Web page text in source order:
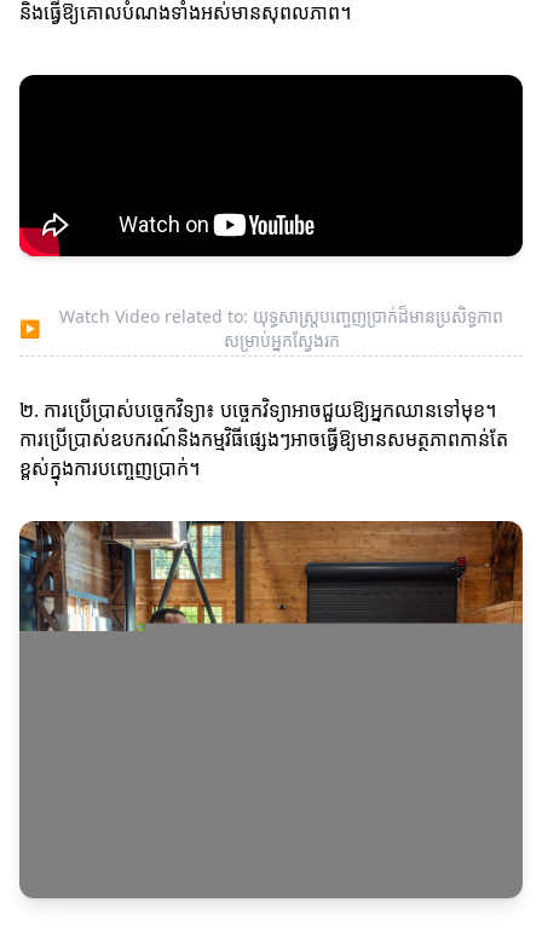
និងធ្វើឱ្យគោលបំណងទាំងអស់មានសុពលភាព។
▶
Watch Video related to: យុទ្ធសាស្ត្របញ្ចេញប្រាក់ដ៏មានប្រសិទ្ធភាព
សម្រាប់អ្នកស្វែងរក
២. ការប្រើប្រាស់បច្ចេកវិទ្យា៖ បច្ចេកវិទ្យាអាចជួយឱ្យអ្នកឈានទៅមុខ។
ការប្រើប្រាស់ឧបករណ៍និងកម្មវិធីផ្សេងៗអាចធ្វើឱ្យមានសមត្ថភាពកាន់តែ
ខ្ពស់ក្នុងការបញ្ចេញប្រាក់។